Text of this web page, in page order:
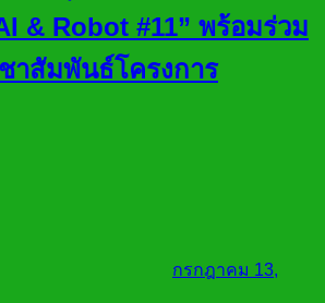
& Robot #11” พร้อมร่วม
าสัมพันธ์โครงการ
กรกฎาคม 13,